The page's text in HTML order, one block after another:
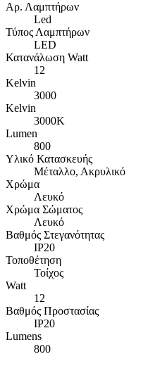
Αρ. Λαμπτήρων
Led
Τύπος Λαμπτήρων
LED
Κατανάλωση Watt
12
Kelvin
3000
Kelvin
3000Κ
Lumen
800
Υλικό Κατασκευής
Μέταλλο, Ακρυλικό
Χρώμα
Λευκό
Χρώμα Σώματος
Λευκό
Βαθμός Στεγανότητας
IP20
Τοποθέτηση
Τοίχος
Watt
12
Βαθμός Προστασίας
IP20
Lumens
800